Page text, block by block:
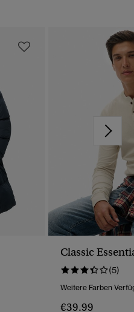
Classic
(5)
Weitere Farben
€39.99